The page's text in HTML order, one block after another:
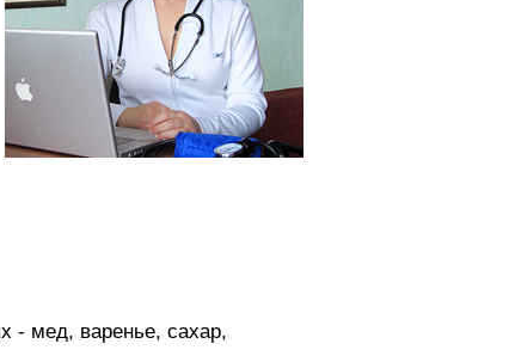
- мед, варенье, сахар,